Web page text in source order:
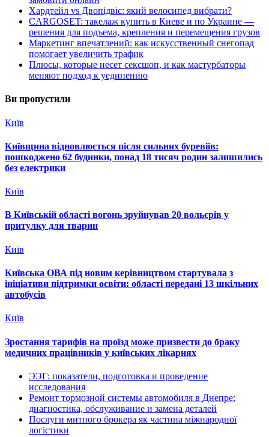
Хардтейл vs Двопідвіс: який велосипед вибрати?
CARGOSET: такелаж купить в Киеве и по Украине —
решения для подъема, крепления и перемещения грузов
Маркетинг впечатлений: как искусственный снегопад
помогает увеличить трафик
Плюсы, которые несет сексшоп, и как мастурбаторы
меняют подход к уединению
Ви пропустили
Київ
Київщина відновлюється після сильних буревіїв:
пошкоджено 62 будинки, понад 18 тисяч родин залишились
без електрики
Київ
В Київській області вогонь зруйнував 20 вольєрів у
притулку для тварин
Київ
Київська ОВА під новим керівництвом стартувала з
ініціативи підтримки освіти: області передані 13 шкільних
автобусів
Київ
Зростання тарифів на проїзд може призвести до браку
медичних працівників у київських лікарнях
ЭЭГ: показатели, подготовка и проведение
исследования
Ремонт тормозной системы автомобиля в Днепре:
диагностика, обслуживание и замена деталей
Послуги митного брокера як частина міжнародної
логістики